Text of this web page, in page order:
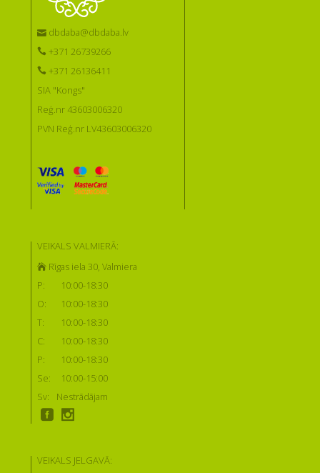
dbdaba@dbdaba.lv
+371 26739266
+371 26136411
SIA "Kongs"
Reģ.nr 43603006320
PVN Reģ.nr LV43603006320
VEIKALS VALMIERĀ:
Rīgas iela 30, Valmiera
P:
10:00-18:30
O:
10:00-18:30
T:
10:00-18:30
C:
10:00-18:30
P:
10:00-18:30
Se:
10:00-15:00
Sv:
Nestrādājam
VEIKALS JELGAVĀ: